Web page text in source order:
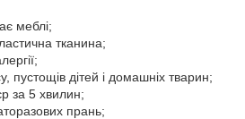
меблі;
тканина;
пустощів дітей і домашніх тварин;
за 5 хвилин;
прань;